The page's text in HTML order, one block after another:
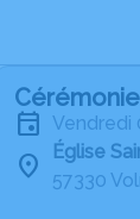
Église
57330